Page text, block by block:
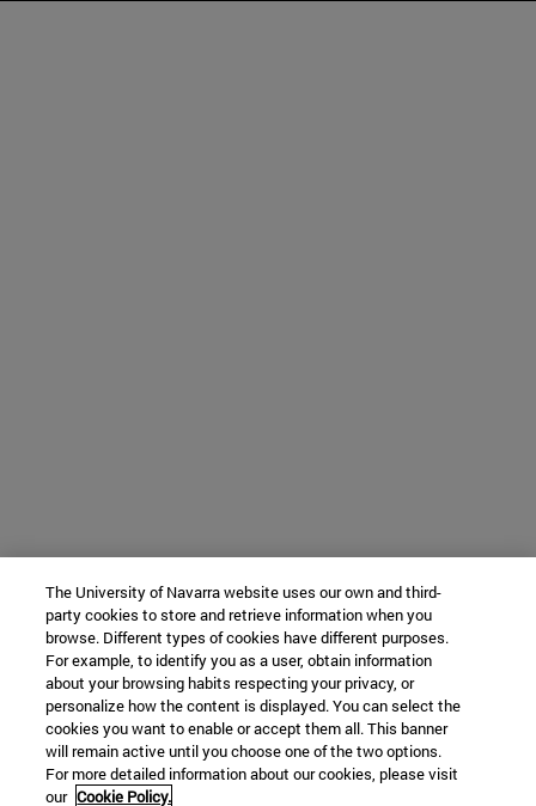
The University of Navarra website uses our own and third-
party cookies to store and retrieve information when you
browse. Different types of cookies have different purposes.
For example, to identify you as a user, obtain information
about your browsing habits respecting your privacy, or
personalize how the content is displayed. You can select the
cookies you want to enable or accept them all. This banner
will remain active until you choose one of the two options.
For more detailed information about our cookies, please visit
our Cookie Policy.